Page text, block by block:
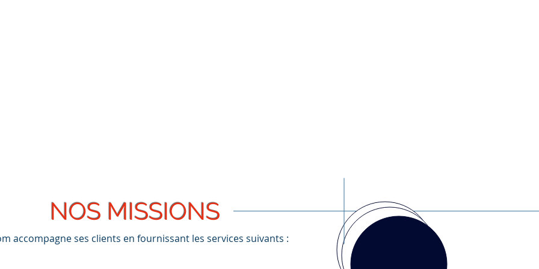
NOS MISSIONS
accompagne ses clients en fournissant les services suivants :